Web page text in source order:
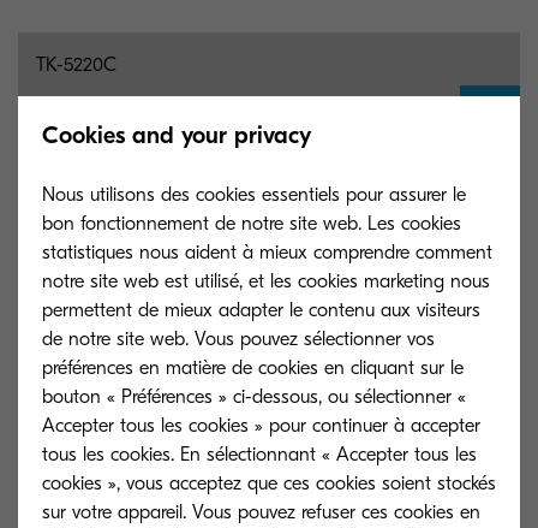
TK-5220C
TK-5220K
TK-5220M
TK-5220Y
Cookies and your privacy
Nous utilisons des cookies essentiels pour assurer le
bon fonctionnement de notre site web. Les cookies
statistiques nous aident à mieux comprendre comment
notre site web est utilisé, et les cookies marketing nous
permettent de mieux adapter le contenu aux visiteurs
de notre site web. Vous pouvez sélectionner vos
préférences en matière de cookies en cliquant sur le
bouton « Préférences » ci-dessous, ou sélectionner «
Accepter tous les cookies » pour continuer à accepter
tous les cookies. En sélectionnant « Accepter tous les
cookies », vous acceptez que ces cookies soient stockés
sur votre appareil. Vous pouvez refuser ces cookies en